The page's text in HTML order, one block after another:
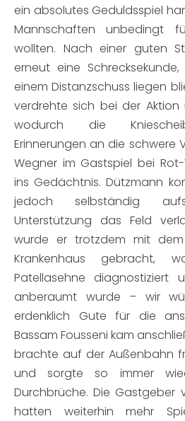
ein absolutes Geduldsspiel
Mannschaften unbedingt
wollten. Nach einer guten
erneut eine
einem Distanzschuss liegen
verdrehte sich bei der Aktion
wodurch die
Erinnerungen an die schwere
Wegner im Gastspiel bei
ins Gedächtnis. Dützmann
jedoch selbständig
Unterstützung das Feld
wurde er trotzdem mit
Krankenhaus gebracht,
Patellasehne diagnostiziert
anberaumt wurde – wir
erdenklich Gute für die
Bassam Fousseni kam
brachte auf der Außenbahn
und sorgte so immer
Durchbrüche. Die Gastgeber
hatten weiterhin mehr